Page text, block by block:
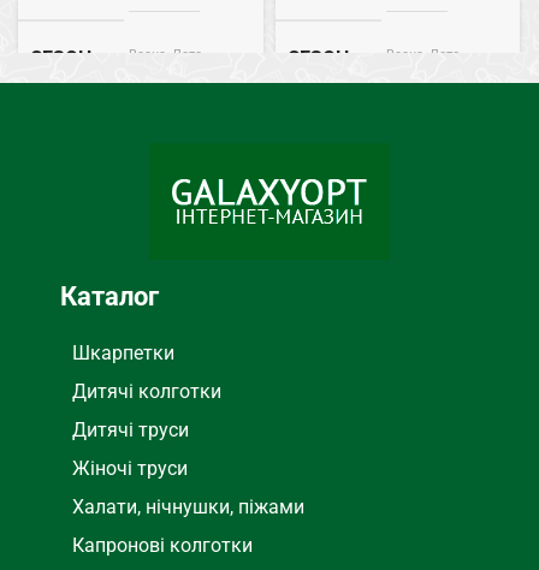
СЕЗОН Весна, Лето СЕЗОН Весна, Лето
Каталог
Шкарпетки
Дитячі колготки
Дитячі труси
Жіночі труси
Халати, нічнушки, піжами
Капронові колготки